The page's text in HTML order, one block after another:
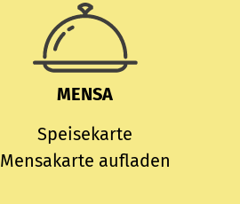
MENSA
Speisekarte
Mensakarte aufladen